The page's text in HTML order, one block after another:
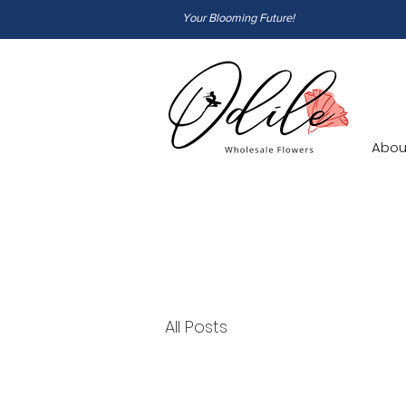
Your Blooming Future!
All Posts